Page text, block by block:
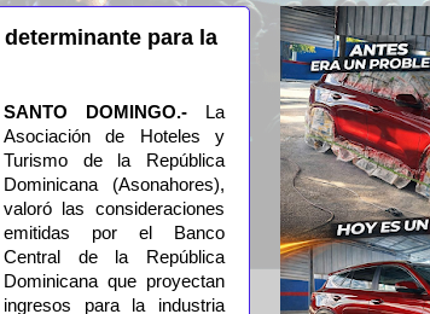
para la
SANTO DOMINGO.-
La
Asociación de Hoteles y
Turismo de la República
Dominicana (Asonahores),
valoró las consideraciones
emitidas por el Banco
Central de la República
Dominicana que proyectan
ingresos para la industria